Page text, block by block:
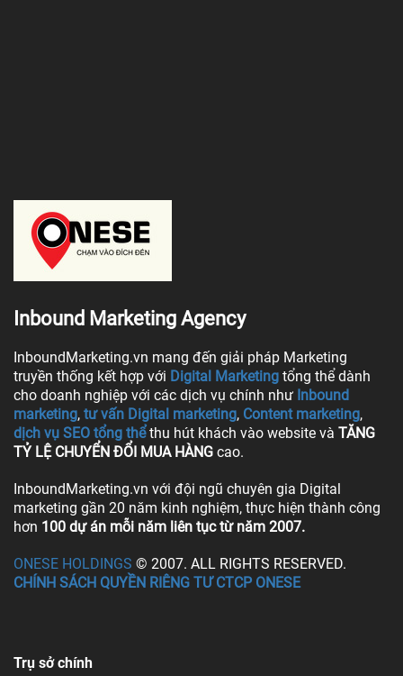
Inbound Marketing Agency
InboundMarketing.vn mang đến giải pháp Marketing
truyền thống kết hợp với Digital Marketing tổng thể dành
cho doanh nghiệp với các dịch vụ chính như Inbound
marketing, tư vấn Digital marketing, Content marketing,
dịch vụ SEO tổng thể thu hút khách vào website và TĂNG
TỶ LỆ CHUYỂN ĐỔI MUA HÀNG cao.
InboundMarketing.vn với đội ngũ chuyên gia Digital
marketing gần 20 năm kinh nghiệm, thực hiện thành công
hơn 100 dự án mỗi năm liên tục từ năm 2007.
ONESE HOLDINGS © 2007. ALL RIGHTS RESERVED.
CHÍNH SÁCH QUYỀN RIÊNG TƯ CTCP ONESE
Trụ sở chính